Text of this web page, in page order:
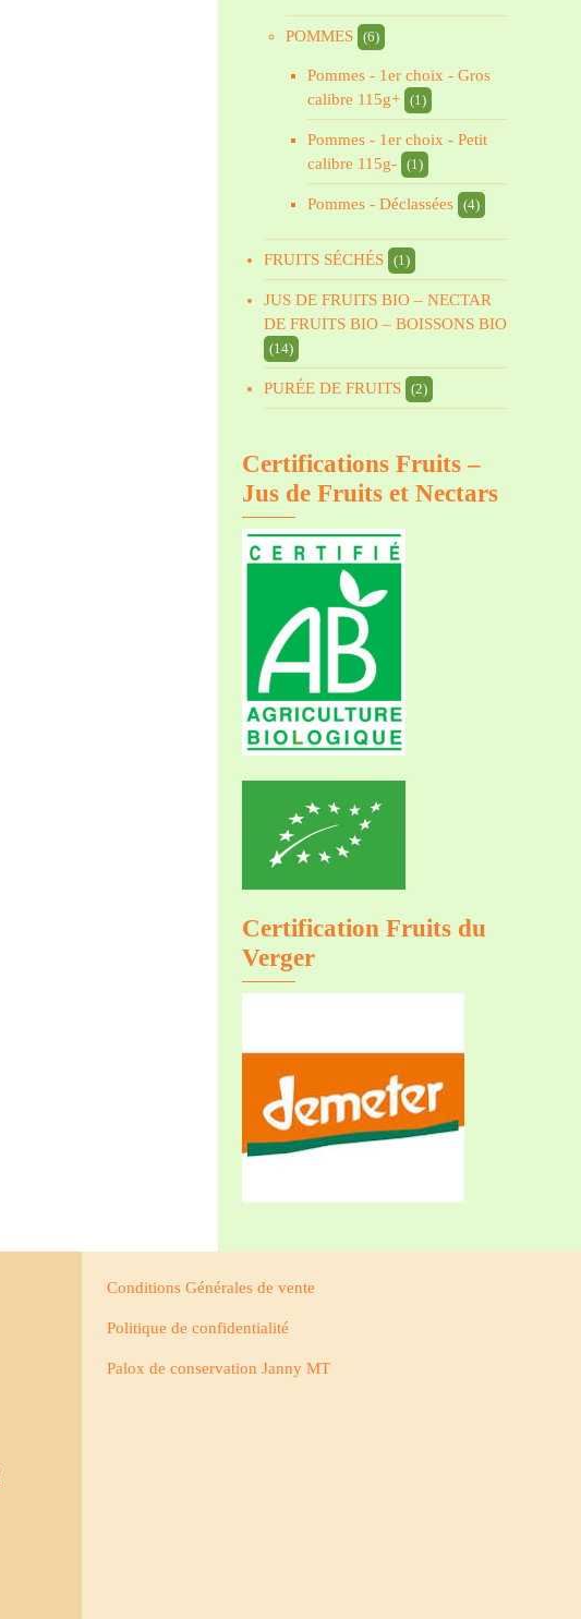
POMMES (6)
Pommes - 1er choix - Gros
calibre 115g+
(1)
Pommes - 1er choix - Petit
calibre 115g-
(1)
Pommes - Déclassées (4)
FRUITS SÉCHÉS (1)
JUS DE FRUITS BIO – NECTAR
DE FRUITS BIO – BOISSONS BIO
(14)
PURÉE DE FRUITS (2)
Certifications Fruits –
Jus de Fruits et Nectars
Certification Fruits du
Verger
Conditions Générales de vente
Politique de confidentialité
Palox de conservation Janny MT